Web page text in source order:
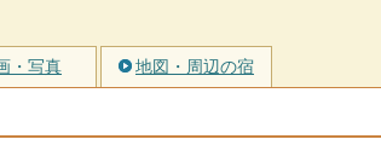
・写真 地図・周辺の宿